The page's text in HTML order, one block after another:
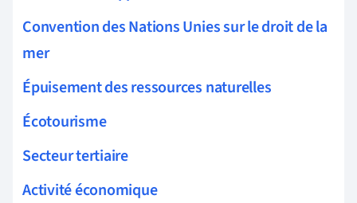
Convention des Nations Unies sur le droit de la
mer
Épuisement des ressources naturelles
Écotourisme
Secteur tertiaire
Activité économique